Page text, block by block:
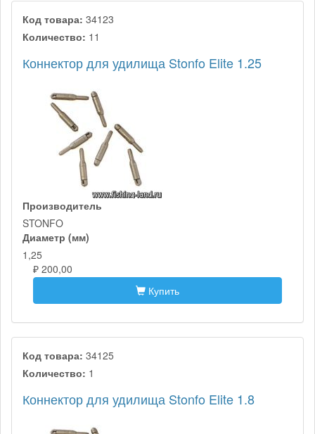
Код товара: 34123
Количество: 11
Коннектор для удилища Stonfo Elite 1.25
Производитель
STONFO
Диаметр (мм)
1,25
₽ 200,00
Купить
Код товара: 34125
Количество: 1
Коннектор для удилища Stonfo Elite 1.8